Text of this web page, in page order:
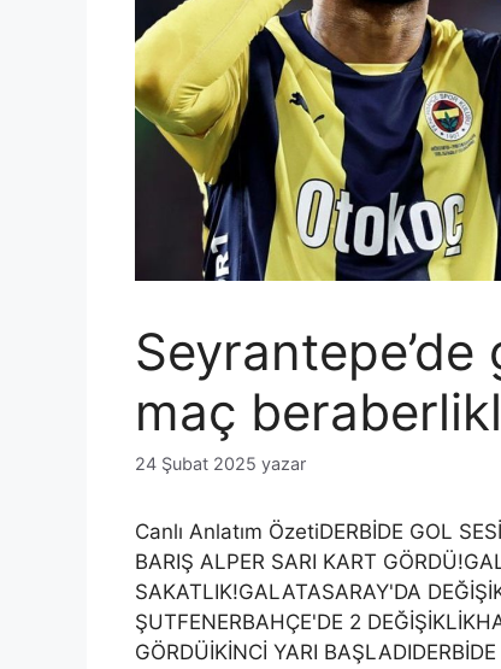
Seyrantepe’de
maç
24 Şubat 2025 yazar
Canlı Anlatım ÖzetiDERBİDE GOL
BARIŞ ALPER SARI KART
SAKATLIK!GALATASARAY'DA
ŞUTFENERBAHÇE'DE 2
GÖRDÜİKİNCİ YARI